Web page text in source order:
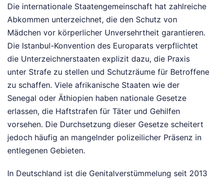
Die internationale Staatengemeinschaft hat zahlreiche
Abkommen unterzeichnet, die den Schutz von
Mädchen vor körperlicher Unversehrtheit garantieren.
Die Istanbul-Konvention des Europarats verpflichtet
die Unterzeichnerstaaten explizit dazu, die Praxis
unter Strafe zu stellen und Schutzräume für Betroffene
zu schaffen. Viele afrikanische Staaten wie der
Senegal oder Äthiopien haben nationale Gesetze
erlassen, die Haftstrafen für Täter und Gehilfen
vorsehen. Die Durchsetzung dieser Gesetze scheitert
jedoch häufig an mangelnder polizeilicher Präsenz in
entlegenen Gebieten.
In Deutschland ist die Genitalverstümmelung seit 2013